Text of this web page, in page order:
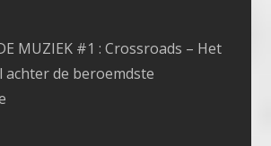
MUZIEK #1 : Crossroads – Het
achter de beroemdste